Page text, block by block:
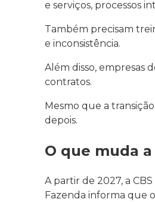
e serviços, processos
Também precisam
e inconsistência.
Além disso, empresas
contratos.
Mesmo que a
depois.
O que muda
A partir de 2027, a
Fazenda informa que